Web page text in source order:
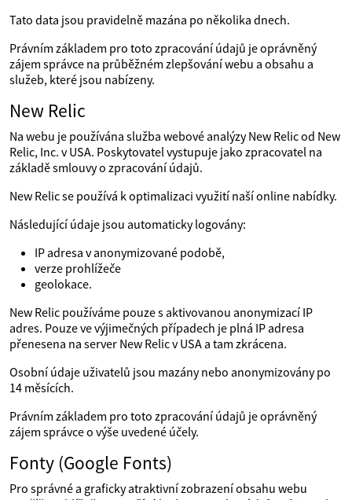
Tato data jsou pravidelně mazána po několika dnech.
Právním základem pro toto zpracování údajů je oprávněný
zájem správce na průběžném zlepšování webu a obsahu a
služeb, které jsou nabízeny.
New Relic
Na webu je používána služba webové analýzy New Relic od New
Relic, Inc. v USA. Poskytovatel vystupuje jako zpracovatel na
základě smlouvy o zpracování údajů.
New Relic se používá k optimalizaci využití naší online nabídky.
Následující údaje jsou automaticky logovány:
IP adresa v anonymizované podobě,
verze prohlížeče
geolokace.
New Relic používáme pouze s aktivovanou anonymizací IP
adres. Pouze ve výjimečných případech je plná IP adresa
přenesena na server New Relic v USA a tam zkrácena.
Osobní údaje uživatelů jsou mazány nebo anonymizovány po
14 měsících.
Právním základem pro toto zpracování údajů je oprávněný
zájem správce o výše uvedené účely.
Fonty (Google Fonts)
Pro správné a graficky atraktivní zobrazení obsahu webu